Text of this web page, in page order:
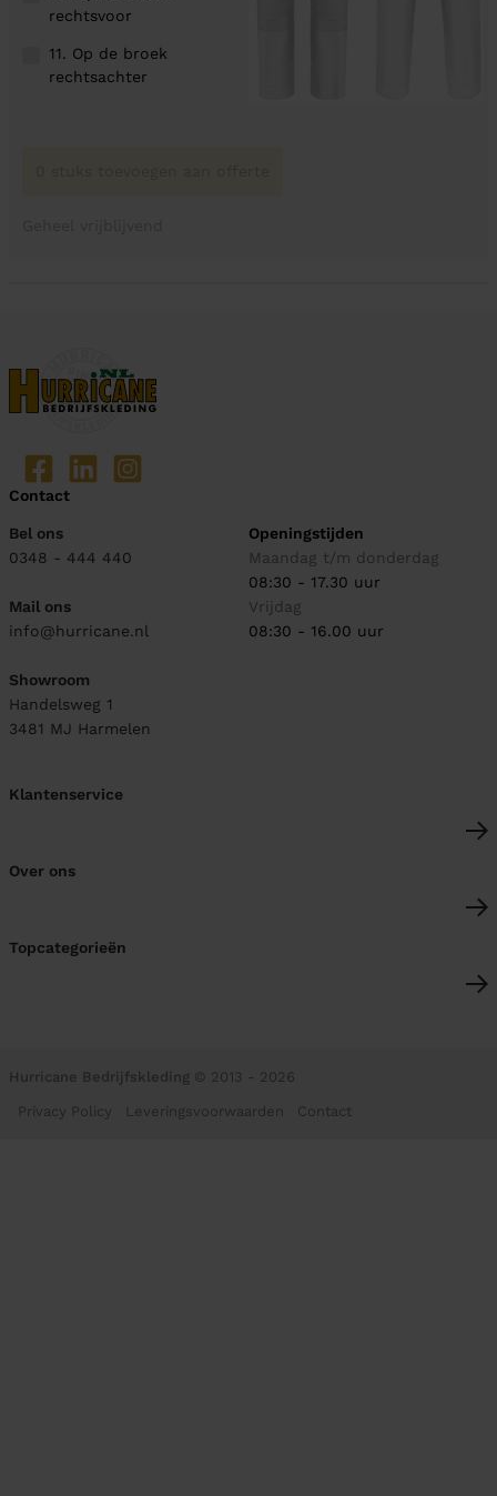
rechtsvoor
11. Op de broek
rechtsachter
Contact
Bel ons
0348 - 444 440
Mail ons
info@hurricane.nl
Showroom
Handelsweg 1
3481 MJ Harmelen
Openingstijden
Maandag t/m donderdag
08:30 - 17.30 uur
Vrijdag
08:30 - 16.00 uur
Klantenservice
Over ons
Topcategorieën
Hurricane Bedrijfskleding © 2013 - 2026
Privacy Policy Leveringsvoorwaarden Contact